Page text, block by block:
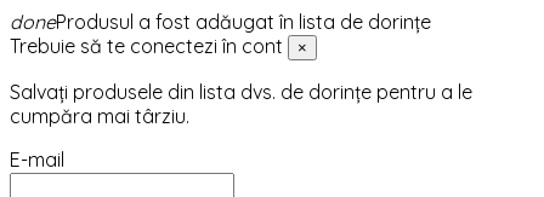
doneProdusul a fost adăugat în lista de dorințe
Trebuie să te conectezi în cont
×
Salvați produsele din lista dvs. de dorințe pentru a le
cumpăra mai târziu.
E-mail